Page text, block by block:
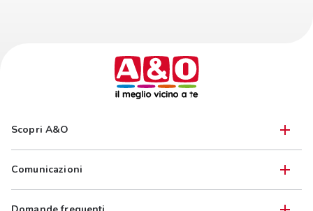
Scopri A&O
Comunicazioni